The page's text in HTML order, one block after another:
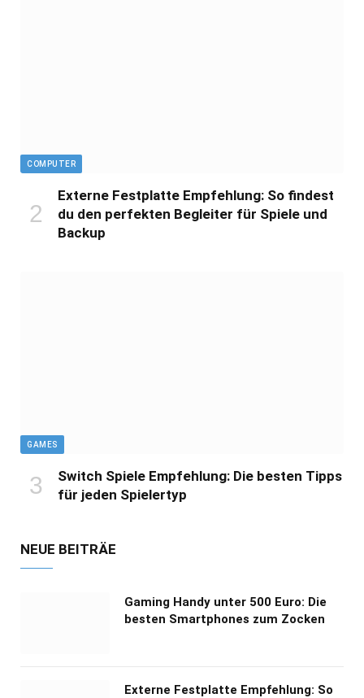
COMPUTER
Externe Festplatte Empfehlung: So findest
du den perfekten Begleiter für Spiele und
Backup
GAMES
Switch Spiele Empfehlung: Die besten Tipps
für jeden Spielertyp
NEUE BEITRÄE
Gaming Handy unter 500 Euro: Die
besten Smartphones zum Zocken
Externe Festplatte Empfehlung: So